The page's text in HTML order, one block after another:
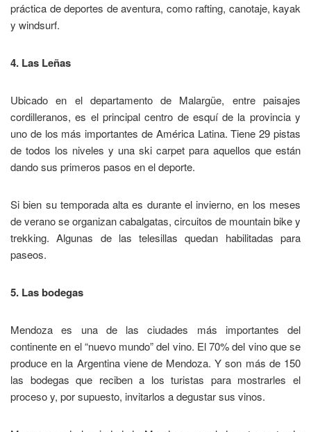
práctica de deportes de aventura, como rafting, canotaje, kayak
y windsurf.
4. Las Leñas
Ubicado en el departamento de Malargüe, entre paisajes
cordilleranos, es el principal centro de esquí de la provincia y
uno de los más importantes de América Latina. Tiene 29 pistas
de todos los niveles y una ski carpet para aquellos que están
dando sus primeros pasos en el deporte.
Si bien su temporada alta es durante el invierno, en los meses
de verano se organizan cabalgatas, circuitos de mountain bike y
trekking. Algunas de las telesillas quedan habilitadas para
paseos.
5. Las bodegas
Mendoza es una de las ciudades más importantes del
continente en el “nuevo mundo” del vino. El 70% del vino que se
produce en la Argentina viene de Mendoza. Y son más de 150
las bodegas que reciben a los turistas para mostrarles el
proceso y, por supuesto, invitarlos a degustar sus vinos.